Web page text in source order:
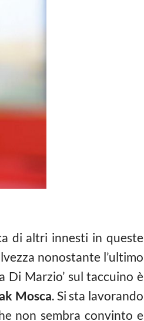
di altri innesti in queste
nonostante l’ultimo
Di Marzio’ sul taccuino è
Mosca. Si sta lavorando
non sembra convinto e